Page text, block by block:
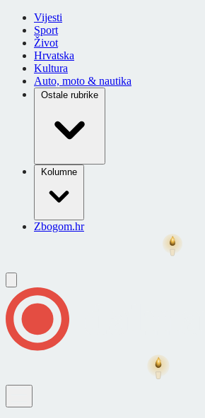
Vijesti
Sport
Život
Hrvatska
Kultura
Auto, moto & nautika
Ostale rubrike
Kolumne
Zbogom.hr